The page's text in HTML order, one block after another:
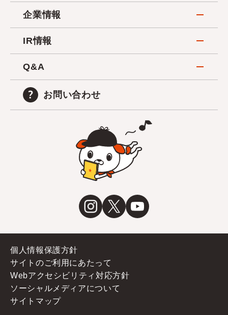
企業情報
IR情報
Q&A
お問い合わせ
個人情報保護方針
サイトのご利用にあたって
Webアクセシビリティ対応方針
ソーシャルメディアについて
サイトマップ